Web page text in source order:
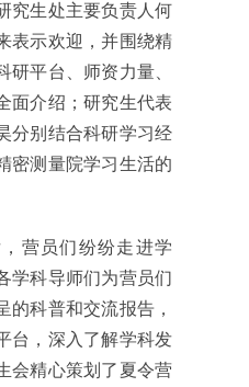
究生处主要负责人何
表示欢迎，并围绕精
研平台、师资力量、
面介绍；研究生代表
分别结合科研学习经
密测量院学习生活的
营员们纷纷走进学
学科导师们为营员们
的科普和交流报告，
台，深入了解学科发
会精心策划了夏令营